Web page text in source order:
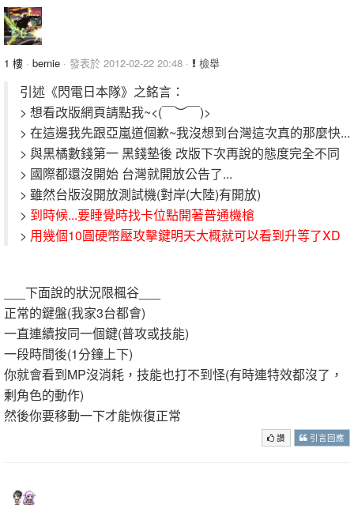
1 樓 · bernie · 發表於 2012-02-22 20:48 · 檢舉
引述《閃電日本隊》之銘言：
> 想看改版網頁請點我~<(￣︶￣)>
> 在這邊我先跟亞嵐道個歉~我沒想到台灣這次真的那麼快...
> 與黑橘數錢第一 黑錢墊後 改版下次再說的態度完全不同
> 國際都還沒開始 台灣就開放公告了...
> 雖然台版沒開放測試機(對岸(大陸)有開放)
> 到時候...要睡覺時找卡位點開著普通機槍
> 用幾個10圓硬幣壓攻擊鍵明天大概就可以看到升等了XD
___下面說的狀況限楓谷___
正常的鍵盤(我家3台都會)
一直連續按同一個鍵(普攻或技能)
一段時間後(1分鐘上下)
你就會看到MP沒消耗，技能也打不到怪(有時連特效都沒了，
剰角色的動作)
然後你要移動一下才能恢復正常
讚 引言回應